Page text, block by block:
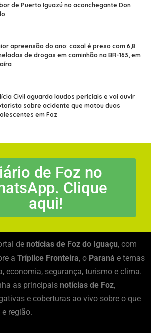
de Puerto Iguazú no aconchegante Don
apreensão do ano: casal é preso com 6,8
de drogas em caminhão na BR-163, em
Civil aguarda laudos periciais e vai ouvir
sobre acidente que matou duas
em Foz
de Foz no
Clique
aqui!
de notícias de Foz do Iguaçu, com
a Tríplice Fronteira, o Paraná e temas
economia, segurança, turismo e clima.
as principais notícias de Foz,
e coberturas ao vivo sobre o que
região.